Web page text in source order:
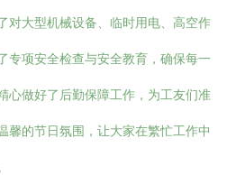
对大型机械设备、临时用电、高空作
专项安全检查与安全教育，确保每一
心做好了后勤保障工作，为工友们准
馨的节日氛围，让大家在繁忙工作中